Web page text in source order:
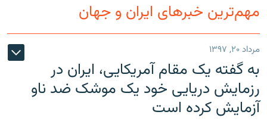
مهم‌ترین خبرهای ایران و جهان
مرداد ۲۰, ۱۳۹۷
به گفته یک مقام آمریکایی، ایران در
رزمایش دریایی خود یک موشک ضد ناو
آزمایش کرده است